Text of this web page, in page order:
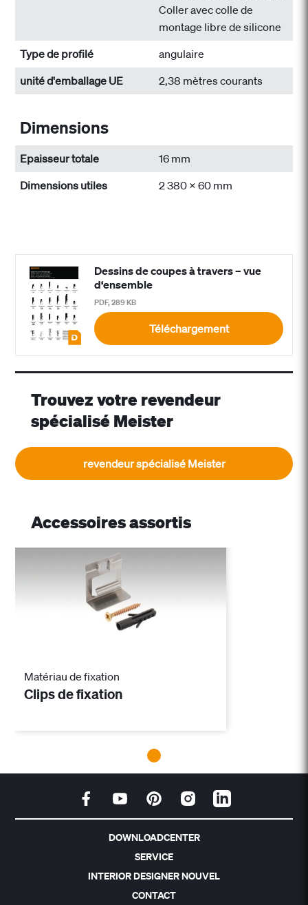
Coller avec colle de
montage libre de silicone
Type de profilé
angulaire
unité d'emballage UE
2,38 mètres courants
Dimensions
Epaisseur totale
16 mm
Dimensions utiles
2 380 x 60 mm
Dessins de coupes à travers – vue
d‘ensemble
PDF, 289 KB
Téléchargement
Trouvez votre revendeur
spécialisé Meister
revendeur spécialisé Meister
Accessoires assortis
Matériau de fixation
Clips de fixation
DOWNLOADCENTER
SERVICE
INTERIOR DESIGNER NOUVEL
CONTACT